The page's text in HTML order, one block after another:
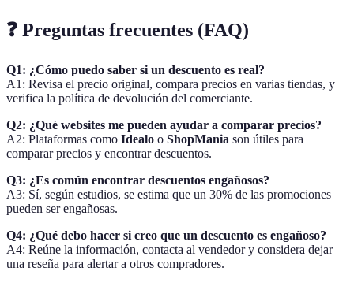
❓ Preguntas frecuentes (FAQ)
Q1: ¿Cómo puedo saber si un descuento es real?
A1: Revisa el precio original, compara precios en varias tiendas, y
verifica la política de devolución del comerciante.
Q2: ¿Qué websites me pueden ayudar a comparar precios?
A2: Plataformas como Idealo o ShopMania son útiles para
comparar precios y encontrar descuentos.
Q3: ¿Es común encontrar descuentos engañosos?
A3: Sí, según estudios, se estima que un 30% de las promociones
pueden ser engañosas.
Q4: ¿Qué debo hacer si creo que un descuento es engañoso?
A4: Reúne la información, contacta al vendedor y considera dejar
una reseña para alertar a otros compradores.